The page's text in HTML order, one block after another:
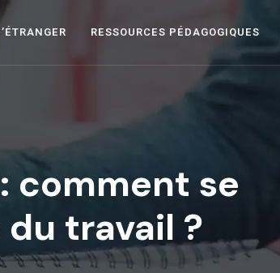
RESSOURCES PÉDAGOGIQUES
comment se
travail ?